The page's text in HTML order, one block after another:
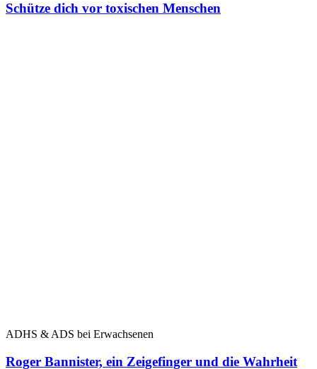
Schütze dich vor toxischen Menschen
ADHS & ADS bei Erwachsenen
Roger Bannister, ein Zeigefinger und die Wahrheit